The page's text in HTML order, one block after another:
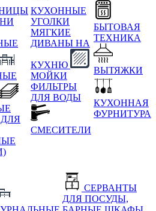
КУХОННЫЕ
УГОЛКИ
МЯГКИЕ
ДИВАНЫ НА
КУХНЮ
МОЙКИ
ФИЛЬТРЫ
ДЛЯ ВОДЫ
СМЕСИТЕЛИ
БЫТОВАЯ
ТЕХНИКА
ВЫТЯЖКИ
КУХОННАЯ
ФУРНИТУРА
СЕРВАНТЫ
ДЛЯ ПОСУДЫ,